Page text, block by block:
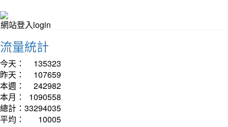
網站登入login
流量統計
今天：
135323
昨天：
107659
本週：
242982
本月：
1090558
總計： 33294035
平均：
10005